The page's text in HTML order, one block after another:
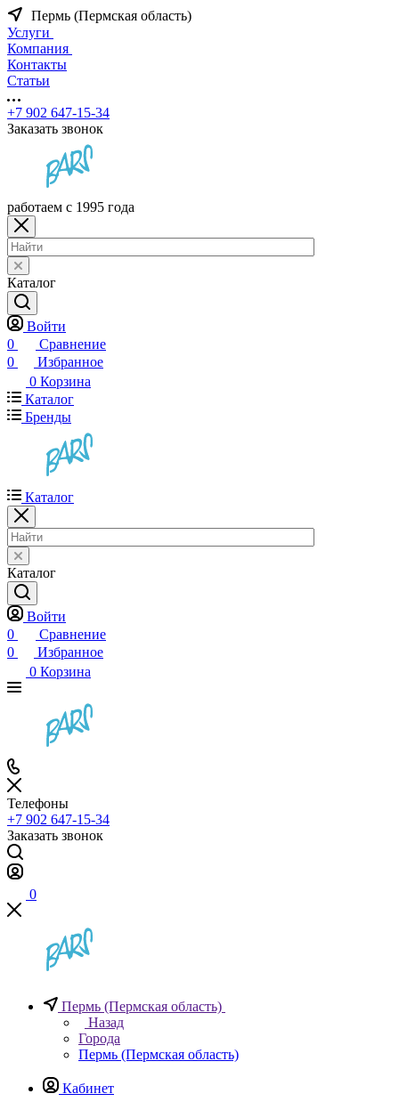
Пермь (Пермская область)
Услуги
Компания
Контакты
Статьи
+7 902 647-15-34
Заказать звонок
работаем с 1995 года
Каталог
Войти
0
Сравнение
0
Избранное
0 Корзина
Каталог
Бренды
Каталог
Каталог
Войти
0
Сравнение
0
Избранное
0 Корзина
Телефоны
+7 902 647-15-34
Заказать звонок
0
Пермь (Пермская область)
Назад
Города
Пермь (Пермская область)
Кабинет